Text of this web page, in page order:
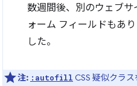
数週間後、別のウェブサ
ォーム フィールドもあ
した。
注: :autofill CSS 疑似クラ